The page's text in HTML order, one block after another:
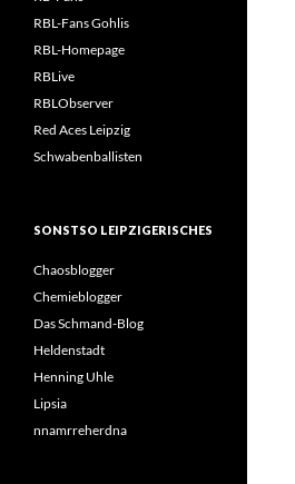
RBL-Fans Gohlis
RBL-Homepage
RBLive
RBLObserver
Red Aces Leipzig
Schwabenballisten
SONSTSO LEIPZIGERISCHES
Chaosblogger
Chemieblogger
Das Schmand-Blog
Heldenstadt
Henning Uhle
Lipsia
nnamrreherdna